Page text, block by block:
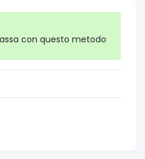
con questo metodo